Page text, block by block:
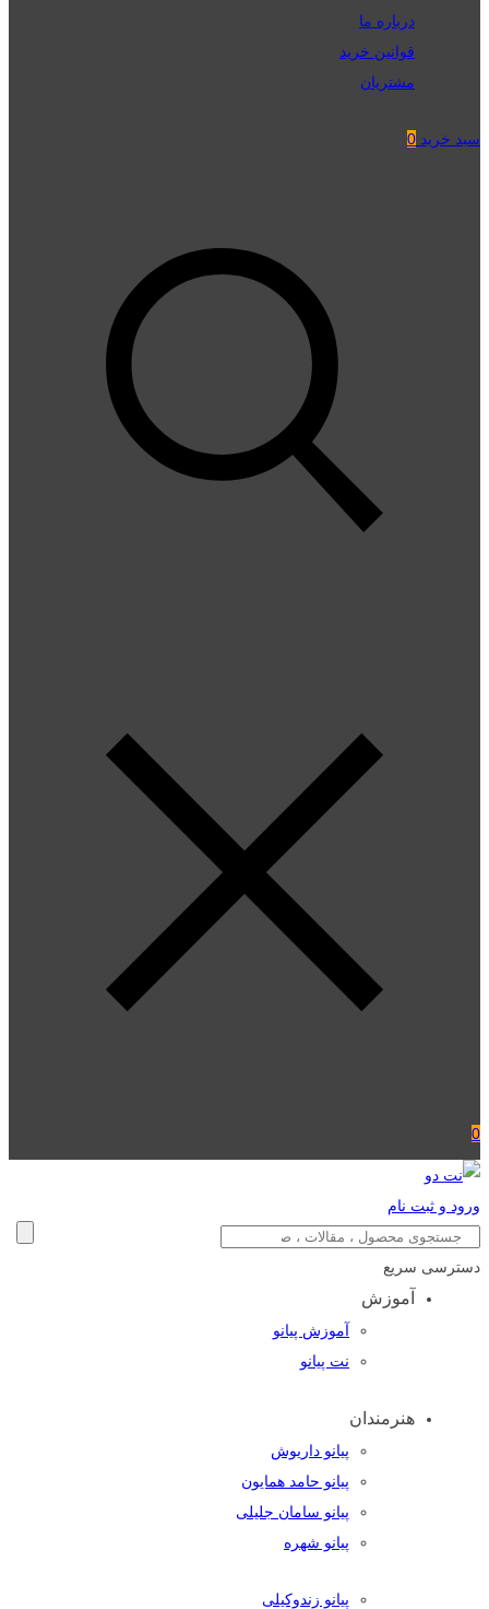
درباره ما
قوانین خرید
مشتریان
سبد خرید 0
0
ورود و ثبت نام
دسترسی سریع
آموزش
آموزش پیانو
نت پیانو
هنرمندان
پیانو داریوش
پیانو حامد همایون
پیانو سامان جلیلی
پیانو شهره
پیانو زندوکیلی